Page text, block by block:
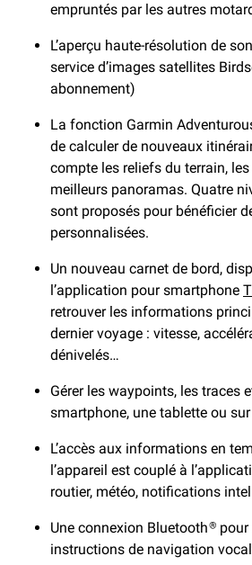
empruntés par les autres
L’aperçu haute-résolution de
service d’images satellites
abonnement)
La fonction Garmin
de calculer de nouveaux
compte les reliefs du terrain,
meilleurs panoramas. Quatre
sont proposés pour bénéficier
personnalisées.
Un nouveau carnet de bord,
l’application pour smartphone
retrouver les informations
dernier voyage : vitesse,
dénivelés…
Gérer les waypoints, les traces
smartphone, une tablette ou
L’accès aux informations en
l’appareil est couplé à
routier, météo, notifications
Une connexion Bluetooth ® pour
instructions de navigation